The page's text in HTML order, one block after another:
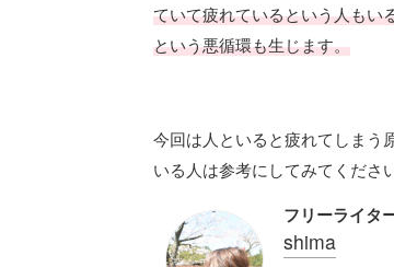
ていて疲れているという人もい
という悪循環も生じます。
今回は人といると疲れてしまう
いる人は参考にしてみてください
フリーライタ
shima